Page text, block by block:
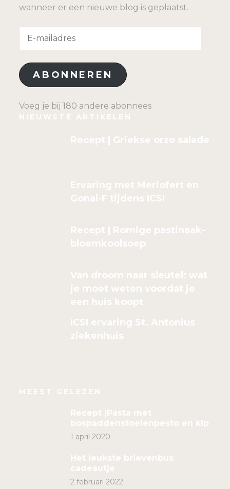
wanneer er een nieuwe blog is geplaatst.
ABONNEREN
Voeg je bij 180 andere abonnees
NIEUWSTE ARTIKELEN
Recept | Griekse orzo salade
Ervaring met Meriofert en
Gonal-F tijdens ICSI
Recept | Romige pastinaak-
bloemkoolsoep
Van droom naar sleutel: wat
je moet weten voordat je
een huis koopt
ICSI ervaring St. Antonius
ziekenhuis
MEEST GELEZEN
Recept |Pasta met
bospaddenstoelenpesto en kip
1 april 2020
Het leukste brievenbus
cadeautje
2 februari 2022